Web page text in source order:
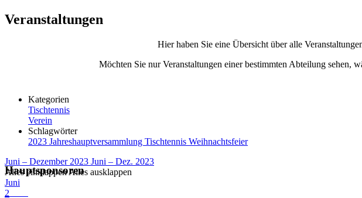
Veranstaltungen
Hier haben Sie eine Übersicht über alle
Möchten Sie nur Veranstaltungen einer bestimmten Abteilung sehen,
Kategorien
Tischtennis
Verein
Schlagwörter
2023 Jahreshauptversammlung Tischtennis Weihnachtsfeier
Juni – Dezember 2023 Juni – Dez. 2023
Alles einklappenAlles ausklappen
Juni
2
Hauptsponsoren